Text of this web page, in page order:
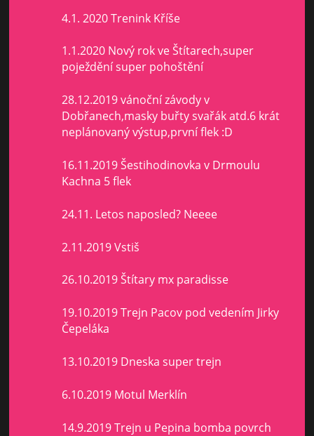
4.1. 2020 Trenink Kříše
1.1.2020 Nový rok ve Štítarech,super
poježdění super pohoštění
28.12.2019 vánoční závody v
Dobřanech,masky buřty svařák atd.6 krát
neplánovaný výstup,první flek :D
16.11.2019 Šestihodinovka v Drmoulu
Kachna 5 flek
24.11. Letos naposled? Neeee
2.11.2019 Vstiš
26.10.2019 Štítary mx paradisse
19.10.2019 Trejn Pacov pod vedením Jirky
Čepeláka
13.10.2019 Dneska super trejn
6.10.2019 Motul Merklín
14.9.2019 Trejn u Pepina bomba povrch